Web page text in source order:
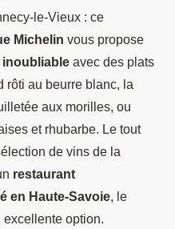
le-Vieux : ce
Michelin vous propose
avec des plats
rôti au beurre blanc, la
aux morilles, ou
et rhubarbe. Le tout
de vins de la
restaurant
en Haute-Savoie, le
option.